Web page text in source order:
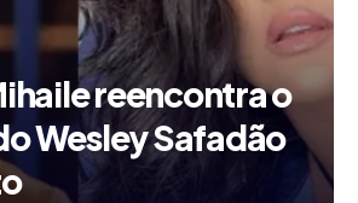
reencontra o
Wesley Safadão